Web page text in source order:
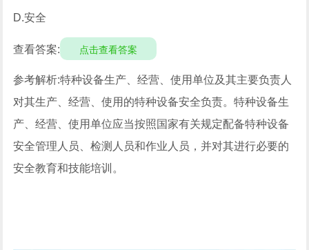
D.安全
查看答案: 点击查看答案
参考解析:特种设备生产、经营、使用单位及其主要负责人
对其生产、经营、使用的特种设备安全负责。特种设备生
产、经营、使用单位应当按照国家有关规定配备特种设备
安全管理人员、检测人员和作业人员，并对其进行必要的
安全教育和技能培训。